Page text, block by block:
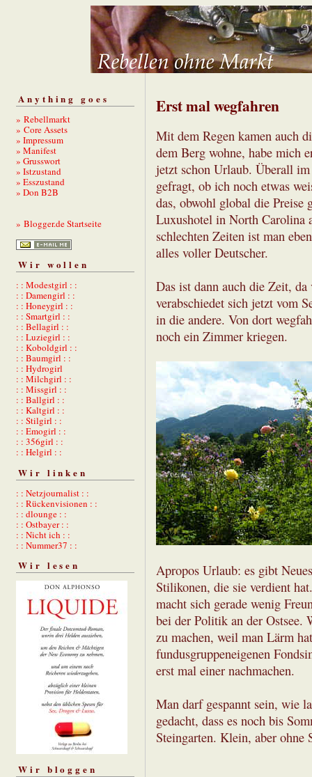
Anything goes
» Rebellmarkt
» Core Assets
» Impressum
» Manifest
» Grusswort
» Istzustand
» Esszustand
» Don B2B
» Blogger.de Startseite
Wir wollen
: : Modestgirl : :
: : Damengirl : :
: : Honeygirl : :
: : Smartgirl : :
: : Bellagirl : :
: : Luziegirl : :
: : Koboldgirl : :
: : Baumgirl : :
: : Hydrogirl
: : Milchgirl : :
: : Missgirl : :
: : Ballgirl : :
: : Kaltgirl : :
: : Stilgirl : :
: : Emogirl : :
: : 356girl : :
: : Helgirl : :
Wir linken
: : Netzjournalist : :
: : Rückenvisionen : :
: : dlounge : :
: : Ostbayer : :
: : Nicht ich : :
: : Nummer37 : :
Wir lesen
Wir bloggen
Erst mal wegfahren
Mit dem Regen kamen auch
dem Berg wohne, habe mich
jetzt schon Urlaub. Überall
gefragt, ob ich noch etwas
das, obwohl global die Preise
Luxushotel in North Carolina
schlechten Zeiten ist man
alles voller Deutscher.
Das ist dann auch die Zeit,
verabschiedet sich jetzt vom
in die andere. Von dort
noch ein Zimmer kriegen.
Apropos Urlaub: es gibt
Stilikonen, die sie verdient
macht sich gerade wenig
bei der Politik an der Ostsee.
zu machen, weil man Lärm
fundusgruppeneigenen
erst mal einer nachmachen.
Man darf gespannt sein, wie
gedacht, dass es noch bis
Steingarten. Klein, aber ohne